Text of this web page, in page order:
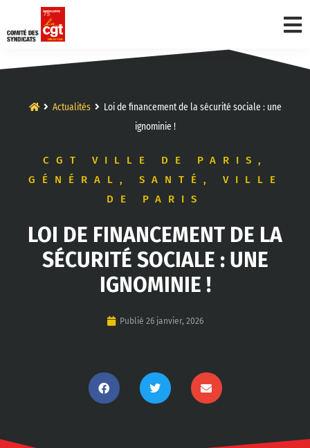
Actualités
Loi de financement de la sécurité sociale : une
ignominie !
CGT VILLE DE PARIS ,
GÉNÉRAL , SANTÉ , VILLE
DE PARIS
LOI DE FINANCEMENT DE LA
SÉCURITÉ SOCIALE : UNE
IGNOMINIE !
Publié 26 janvier, 2026